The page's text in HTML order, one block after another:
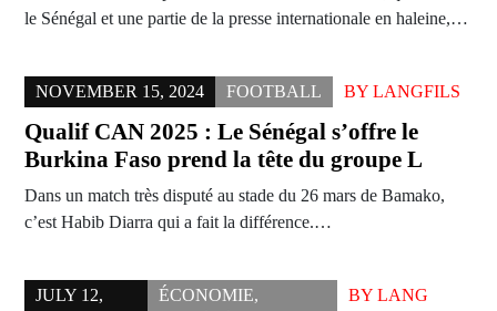
le Sénégal et une partie de la presse internationale en haleine,…
NOVEMBER 15, 2024 FOOTBALL BY LANGFILS
Qualif CAN 2025 : Le Sénégal s’offre le
Burkina Faso prend la tête du groupe L
Dans un match très disputé au stade du 26 mars de Bamako,
c’est Habib Diarra qui a fait la différence.…
JULY 12,
ÉCONOMIE,
BY LANG